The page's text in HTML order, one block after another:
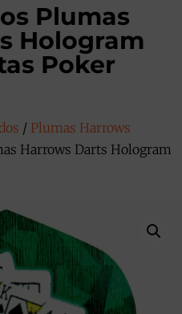
Plumas
Hologram
Poker
/ Plumas Harrows
Harrows Darts Hologram